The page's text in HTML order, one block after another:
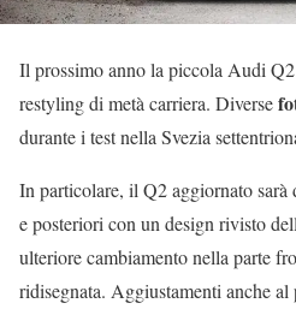
Il prossimo anno la piccola Audi
restyling di metà carriera. Diverse
durante i test nella Svezia
In particolare, il Q2 aggiornato
e posteriori con un design rivisto
ulteriore cambiamento nella parte
ridisegnata. Aggiustamenti anche